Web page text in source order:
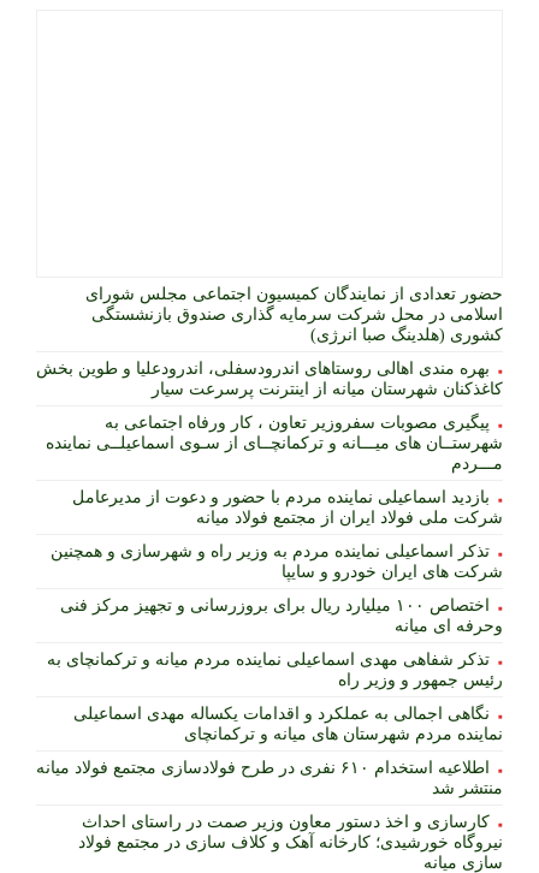
حضور تعدادی از نمایندگان کمیسیون اجتماعی مجلس شورای
اسلامی در محل شرکت سرمایه گذاری صندوق بازنشستگی
کشوری (هلدینگ صبا انرژی)
بهره مندی اهالی روستاهای اندرودسفلی، اندرودعلیا و طوین بخش
کاغذکنان شهرستان میانه از اینترنت پرسرعت سیار
پیگیری مصوبات سفروزیر تعاون ، کار ورفاه اجتماعی به
شهرستــان های میـــانه و ترکمانچــای از سـوی اسماعیلــی نماینده
مـــردم
بازدید اسماعیلی نماینده مردم با حضور و دعوت از مدیرعامل
شرکت ملی فولاد ایران از مجتمع فولاد میانه
تذکر اسماعیلی نماینده مردم به وزیر راه و شهرسازی و همچنین
شرکت های ایران خودرو و سایپا
اختصاص ۱۰۰ میلیارد ریال برای بروزرسانی و تجهیز مرکز فنی
وحرفه ای میانه
تذکر شفاهی مهدی اسماعیلی نماینده مردم میانه و ترکمانچای به
رئیس جمهور و وزیر راه
نگاهی اجمالی به عملکرد و اقدامات یکساله مهدی اسماعیلی
نماینده مردم شهرستان های میانه و ترکمانچای
اطلاعیه استخدام ۶۱۰ نفری در طرح فولادسازی مجتمع فولاد میانه
منتشر شد
کارسازی و اخذ دستور معاون وزیر صمت در راستای احداث
نیروگاه خورشیدی؛ کارخانه آهک و کلاف سازی در مجتمع فولاد
سازی میانه